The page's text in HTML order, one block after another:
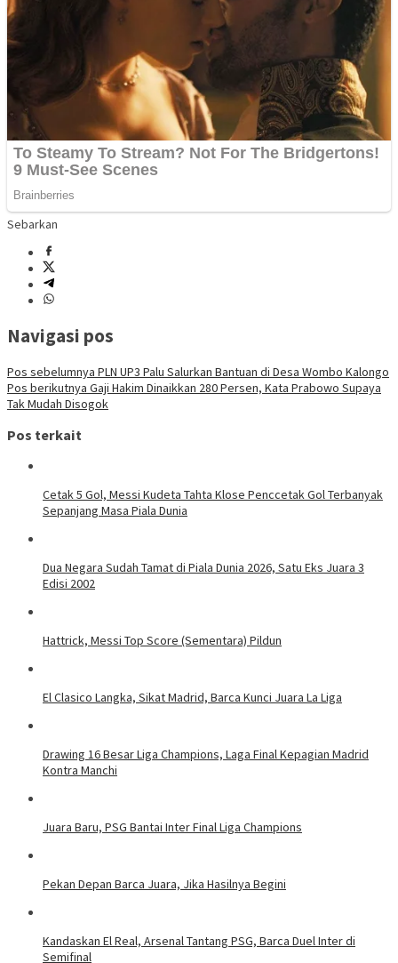
Sebarkan
Navigasi pos
Pos sebelumnya PLN UP3 Palu Salurkan Bantuan di Desa Wombo Kalongo
Pos berikutnya Gaji Hakim Dinaikkan 280 Persen, Kata Prabowo Supaya
Tak Mudah Disogok
Pos terkait
Cetak 5 Gol, Messi Kudeta Tahta Klose Penccetak Gol Terbanyak
Sepanjang Masa Piala Dunia
Dua Negara Sudah Tamat di Piala Dunia 2026, Satu Eks Juara 3
Edisi 2002
Hattrick, Messi Top Score (Sementara) Pildun
El Clasico Langka, Sikat Madrid, Barca Kunci Juara La Liga
Drawing 16 Besar Liga Champions, Laga Final Kepagian Madrid
Kontra Manchi
Juara Baru, PSG Bantai Inter Final Liga Champions
Pekan Depan Barca Juara, Jika Hasilnya Begini
Kandaskan El Real, Arsenal Tantang PSG, Barca Duel Inter di
Semifinal